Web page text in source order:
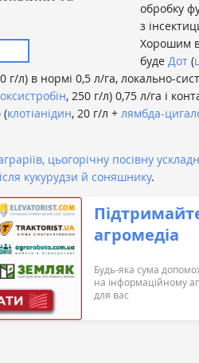
обробку
з
Хорошим
буде Дот (
г/л) в нормі 0,5 л/га, локально-
, 250 г/л) 0,75 л/га і
(клотіанідин, 20 г/л + лямбда-
аграріїв, цьогорічну посівну
кукурудзи й соняшнику.
агромедіа
Будь-яка сума
на інформаційному
для вас